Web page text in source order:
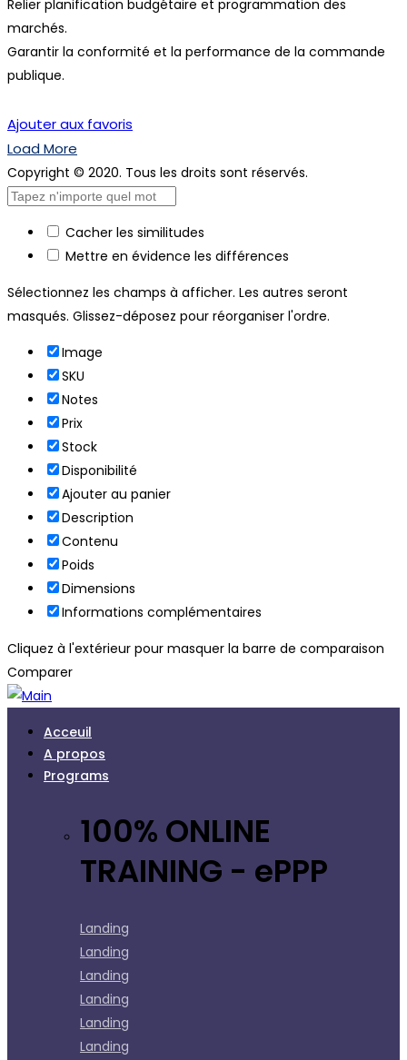
Relier planification budgétaire et programmation des
marchés.
Garantir la conformité et la performance de la commande
publique.
Ajouter aux favoris
Load More
Copyright © 2020. Tous les droits sont réservés.
Cacher les similitudes
Mettre en évidence les différences
Sélectionnez les champs à afficher. Les autres seront
masqués. Glissez-déposez pour réorganiser l'ordre.
Image
SKU
Notes
Prix
Stock
Disponibilité
Ajouter au panier
Description
Contenu
Poids
Dimensions
Informations complémentaires
Cliquez à l'extérieur pour masquer la barre de comparaison
Comparer
Acceuil
A propos
Programs
100% ONLINE
TRAINING - ePPP
Landing
Landing
Landing
Landing
Landing
Landing